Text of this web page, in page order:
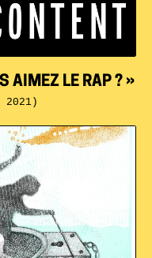
AIMEZ LE RAP ? »